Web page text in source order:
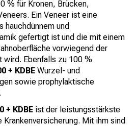
% für Kronen, Brücken,
Ein Veneer ist eine
hauchdünnem und
gefertigt ist und die mit einem
vorwiegend der
wird. Ebenfalls zu 100 %
+ KDBE Wurzel- und
sowie prophylaktische
+ KDBE ist der leistungsstärkste
Krankenversicherung. Mit ihm sind